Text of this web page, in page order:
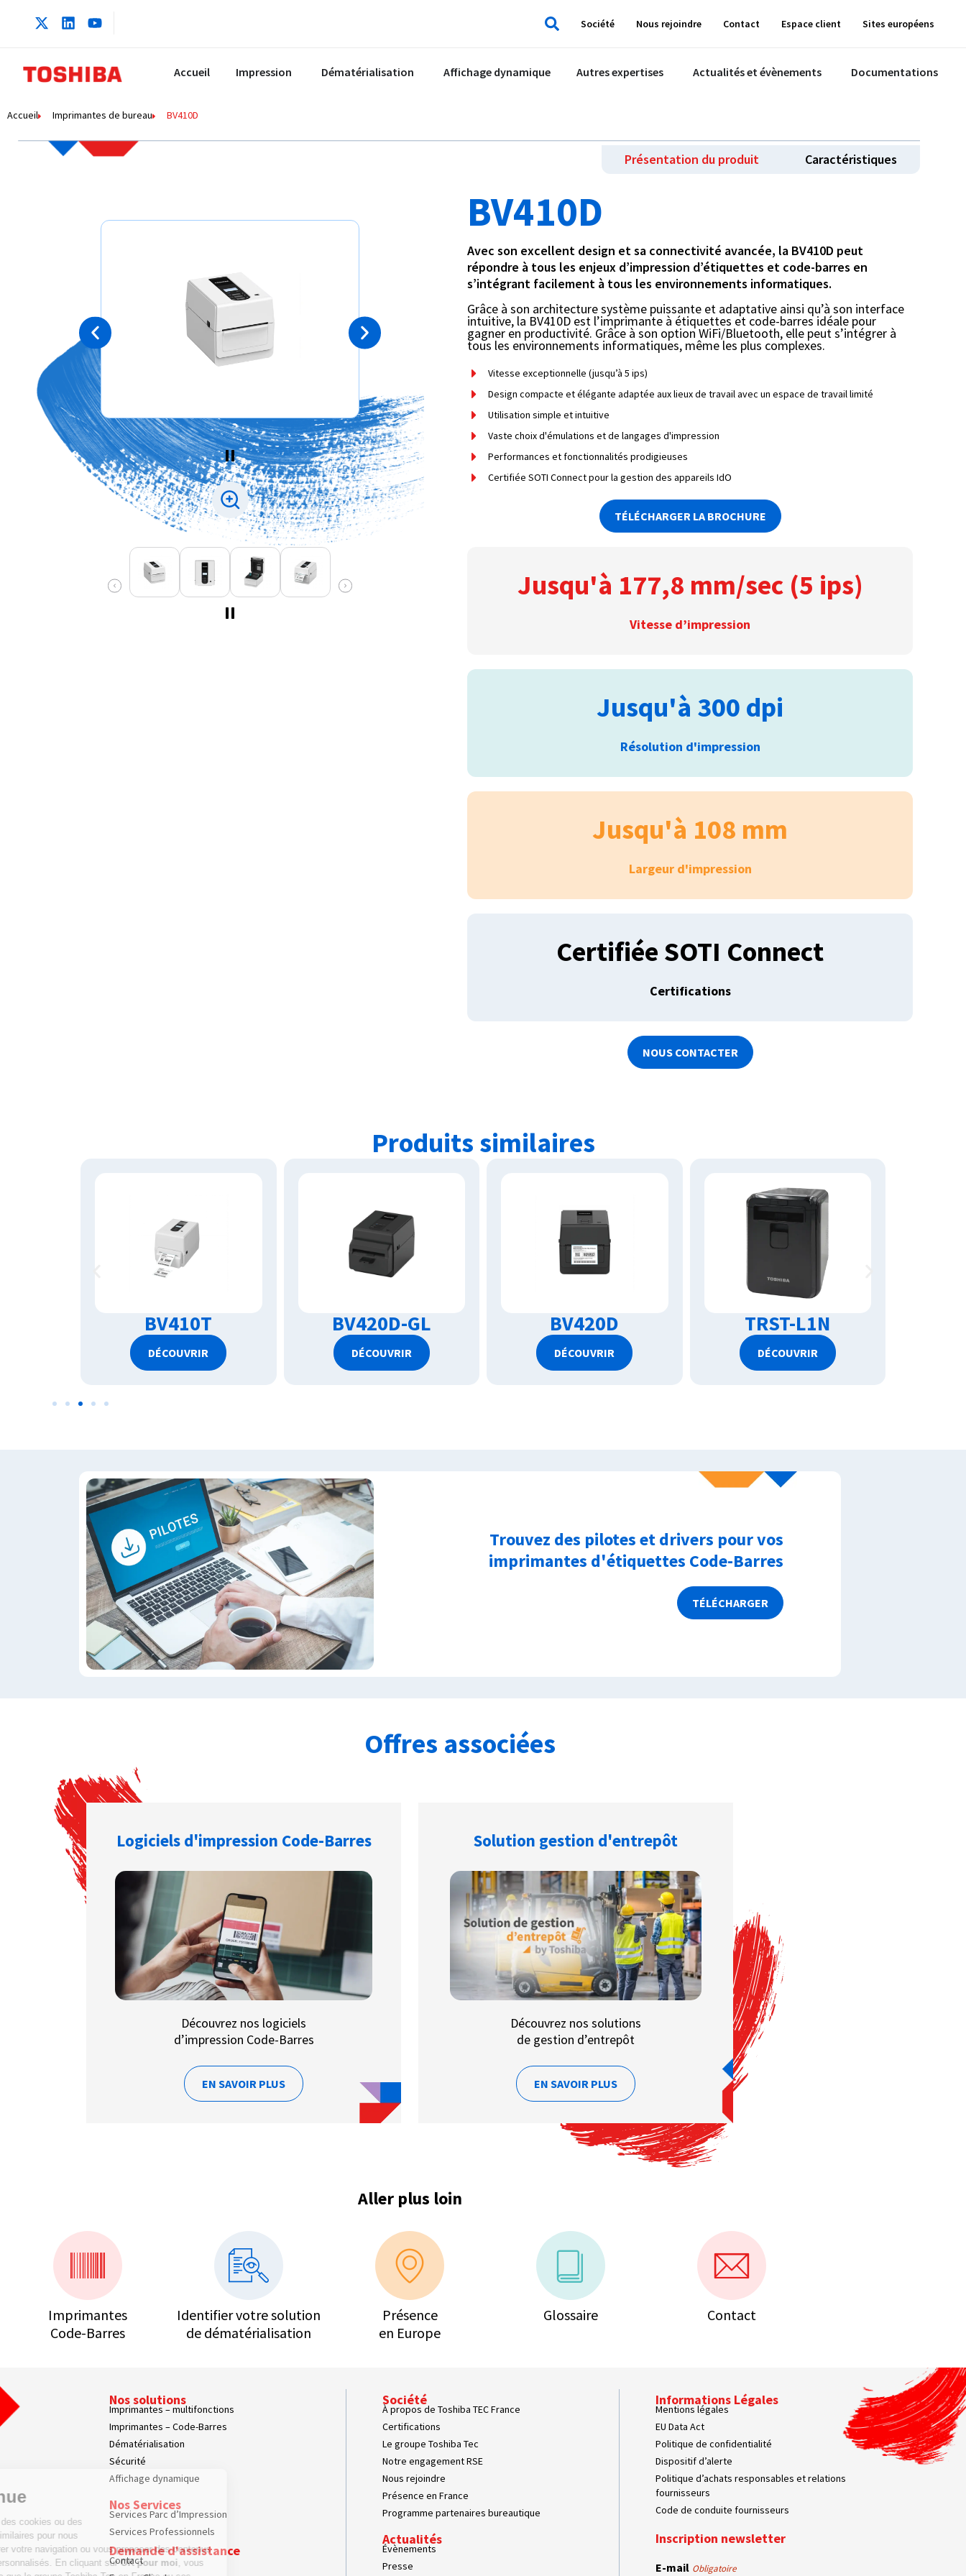
principal
Société Nous rejoindre Contact Espace client Sites européens
Accueil Impression Dématérialisation Affichage dynamique Autres expertises Actualités et évènements Documentations
Accueil Imprimantes de bureau BV410D
Présentation du produit Caractéristiques
BV410D
Avec son excellent design et sa connectivité avancée, la BV410D peut
répondre à tous les enjeux d’impression d’étiquettes et code-barres en
s’intégrant facilement à tous les environnements informatiques.
Grâce à son architecture système puissante et adaptative ainsi qu’à son interface
intuitive, la BV410D est l’imprimante à étiquettes et code-barres idéale pour
gagner en productivité. Grâce à son option WiFi/Bluetooth, elle peut s’intégrer à
tous les environnements informatiques, même les plus complexes.
Vitesse exceptionnelle (jusqu’à 5 ips)
Design compacte et élégante adaptée aux lieux de travail avec un espace de travail limité
Utilisation simple et intuitive
Vaste choix d'émulations et de langages d'impression
Performances et fonctionnalités prodigieuses
Certifiée SOTI Connect pour la gestion des appareils IdO
TÉLÉCHARGER LA BROCHURE
Jusqu'à 177,8 mm/sec (5 ips)
Vitesse d’impression
Jusqu'à 300 dpi
Résolution d'impression
Jusqu'à 108 mm
Largeur d'impression
Certifiée SOTI Connect
Certifications
NOUS CONTACTER
Produits similaires
BV410T
DÉCOUVRIR
BV420D-GL
DÉCOUVRIR
BV420D
DÉCOUVRIR
TRST-L1N
DÉCOUVRIR
Trouvez des pilotes et drivers pour vos
imprimantes d'étiquettes Code-Barres
TÉLÉCHARGER
Offres associées
Logiciels d'impression Code-Barres
Découvrez nos logiciels
d’impression Code-Barres
EN SAVOIR PLUS
Solution gestion d'entrepôt
Découvrez nos solutions
de gestion d’entrepôt
EN SAVOIR PLUS
Aller plus loin
Imprimantes
Code-Barres
Identifier votre solution
de dématérialisation
Présence
en Europe
Glossaire Contact
Nos solutions
Imprimantes – multifonctions
Imprimantes – Code-Barres
Dématérialisation
Sécurité
Affichage dynamique
Nos Services
Services Parc d’Impression
Services Professionnels
Demande d'assistance
Contact
Société
À propos de Toshiba TEC France
Certifications
Le groupe Toshiba Tec
Notre engagement RSE
Nous rejoindre
Présence en France
Programme partenaires bureautique
Actualités
Évènements
Presse
Informations Légales
Mentions légales
EU Data Act
Politique de confidentialité
Dispositif d’alerte
Politique d’achats responsables et relations
fournisseurs
Code de conduite fournisseurs
Inscription newsletter
E-mail Obligatoire
Bienvenue
Nous utilisons des cookies ou des
technologies similaires pour nous
aider à améliorer votre navigation ou vous proposer des contenus
publicitaires personnalisés. En cliquant sur